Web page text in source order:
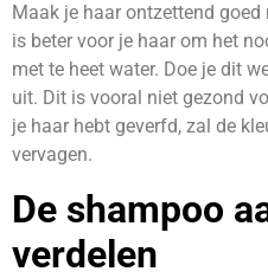
Maak je haar ontzettend
is beter voor je haar om het
met te heet water. Doe je dit
uit. Dit is vooral niet gezond
je haar hebt geverfd, zal de
vervagen.
De shampoo
verdelen